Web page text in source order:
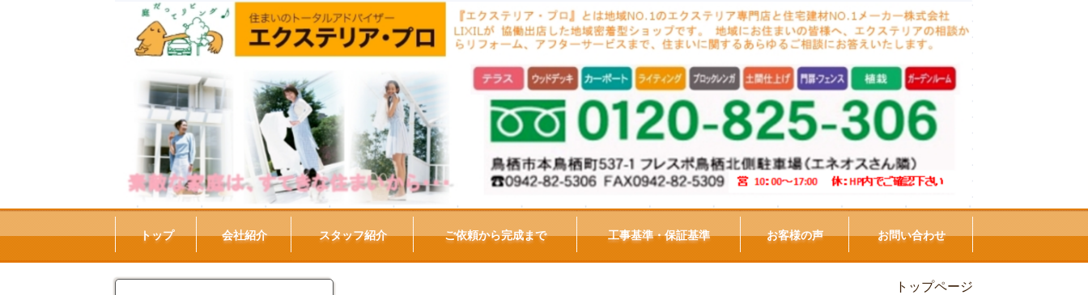
トップ 会社紹介 スタッフ紹介 ご依頼から完成まで 工事基準・保証基準 お客様の声 お問い合わせ
トップページ